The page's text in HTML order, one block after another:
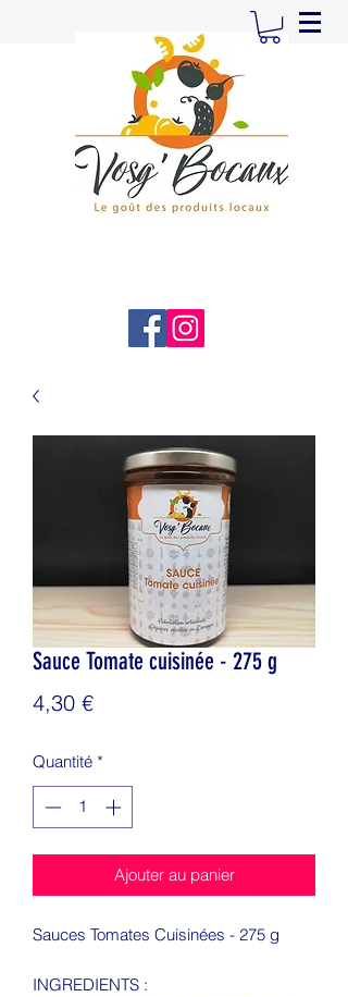
Sauce Tomate cuisinée - 275 g
4,30 €Prix
Quantité *
Ajouter au panier
Sauces Tomates Cuisinées - 275 g
INGREDIENTS :